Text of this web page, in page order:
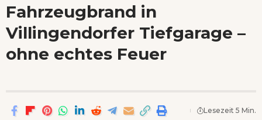
Fahrzeugbrand in
Villingendorfer Tiefgarage –
ohne echtes Feuer
Lesezeit 5 Min.